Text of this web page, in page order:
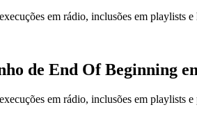
em rádio, inclusões em playlists
de End Of Beginning
em rádio, inclusões em playlists